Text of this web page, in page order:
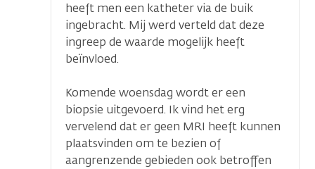
heeft men een katheter via de buik
ingebracht. Mij werd verteld dat deze
ingreep de waarde mogelijk heeft
beïnvloed.
Komende woensdag wordt er een
biopsie uitgevoerd. Ik vind het erg
vervelend dat er geen MRI heeft kunnen
plaatsvinden om te bezien of
aangrenzende gebieden ook betroffen